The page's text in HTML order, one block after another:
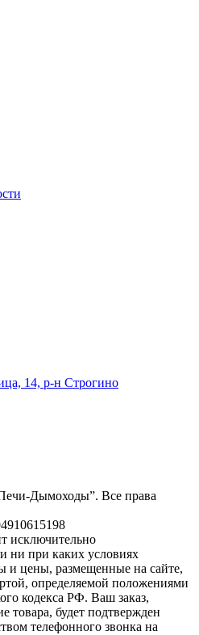
14, р-н Строгино
Дымоходы”. Все права
исключительно
ни при каких условиях
и цены, размещенные на сайте,
определяемой положениями
кодекса РФ. Ваш заказ,
товара, будет подтвержден
телефонного звонка на